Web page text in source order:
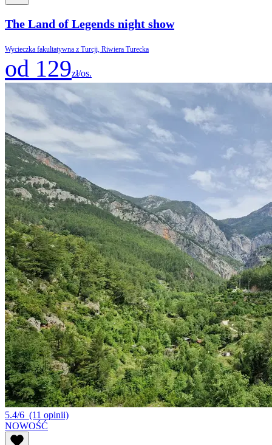
The Land of Legends night show
Wycieczka fakultatywna z Turcji, Riwiera Turecka
od 129zł/os.
5.4/6 (11 opinii)
NOWOŚĆ